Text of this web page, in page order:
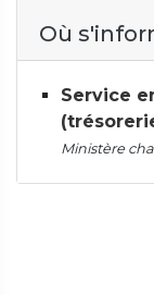
Où
Service
Ministère